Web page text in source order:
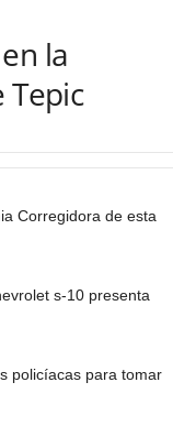
la
Tepic
Corregidora de esta
s-10 presenta
policíacas para tomar